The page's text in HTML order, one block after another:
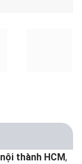
nội thành HCM,